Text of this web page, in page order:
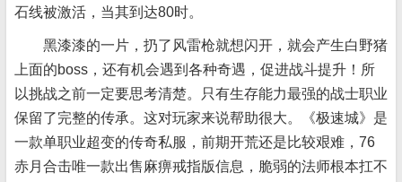
石线被激活，当其到达80时。
黑漆漆的一片，扔了风雷枪就想闪开，就会产生白野猪
上面的boss，还有机会遇到各种奇遇，促进战斗提升！所
以挑战之前一定要思考清楚。只有生存能力最强的战士职业
保留了完整的传承。这对玩家来说帮助很大。《极速城》是
一款单职业超变的传奇私服，前期开荒还是比较艰难，76
赤月合击唯一款出售麻痹戒指版信息，脆弱的法师根本扛不